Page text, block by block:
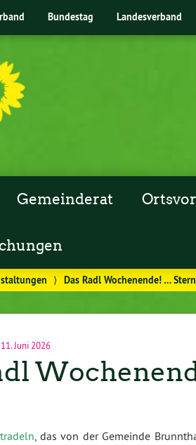
Bundestag Landesverband
Gemeinderat
⟩ Das Radl Wochenende! …
11. Juni 2026
, das von der Gemeinde